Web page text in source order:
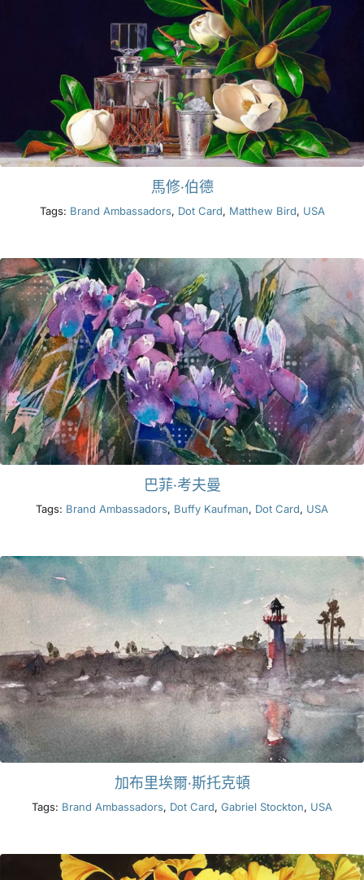
馬修·伯德
Tags: Brand Ambassadors, Dot Card, Matthew Bird, USA
巴菲·考夫曼
Tags: Brand Ambassadors, Buffy Kaufman, Dot Card, USA
加布里埃爾·斯托克頓
Tags: Brand Ambassadors, Dot Card, Gabriel Stockton, USA